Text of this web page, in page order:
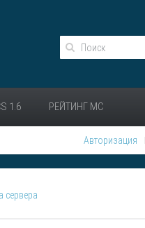
1.6 РЕЙТИНГ МС
Авторизация
сервера